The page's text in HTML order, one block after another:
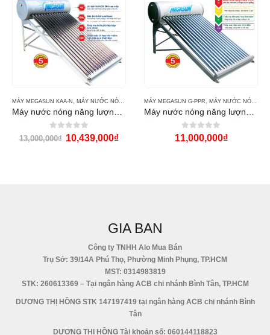
ECOMÁY MEGASUN KAA-N , MÁY NƯỚC NÓNG MẶT TRỜI MEGASUN
0out of 5
13,000,000₫ 10,439,000₫
MÁY MEGASUN G-PPR, MÁY NƯỚC NÓNG MẶT TRỜI MEGASUN
0 out of 5
11,000,000₫
GIA BAN
Công ty TNHH Alo Mua Bán
Trụ Sở: 39/14A Phú Thọ, Phường Minh Phụng, TP.HCM
MST: 0314983819
STK: 260613369 – Tại ngân hàng ACB chi nhánh Bình Tân, TP.HCM
DƯƠNG THỊ HỒNG STK 147197419 tại ngân hàng ACB chi nhánh Bình
Tân
DƯƠNG THỊ HỒNG Tài khoản số: 060144118823